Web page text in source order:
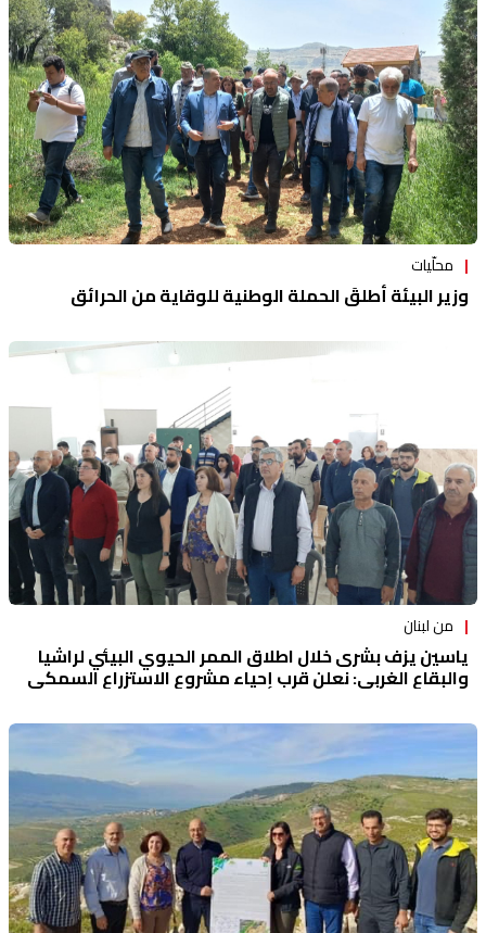
محلّيات
وزير البيئة أطلقَ الحملة الوطنية للوقاية من الحرائق
من لبنان
ياسين يزف بشرى خلال اطلاق الممر الحيوي البيئي لراشيا
والبقاع الغربي: نعلن قرب إحياء مشروع الاستزراع السمكي